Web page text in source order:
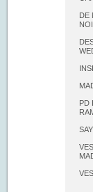
DE
PD